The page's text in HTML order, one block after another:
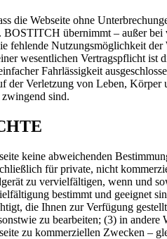
die Webseite ohne
BOSTITCH übernimmt – außer
fehlende Nutzungsmöglichkeit
wesentlichen Vertragspflicht
Fahrlässigkeit
der Verletzung von Leben,
zwingend sind.
keine abweichenden
für private, nicht
zu vervielfältigen, wenn und
bestimmt und geeignet
die Ihnen zur Verfügung
zu bearbeiten; (3) in
zu kommerziellen Zwecken –